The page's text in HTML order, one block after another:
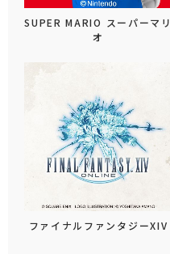
SUPER MARIO スーパーマリ
オ
ファイナルファンタジーXIV